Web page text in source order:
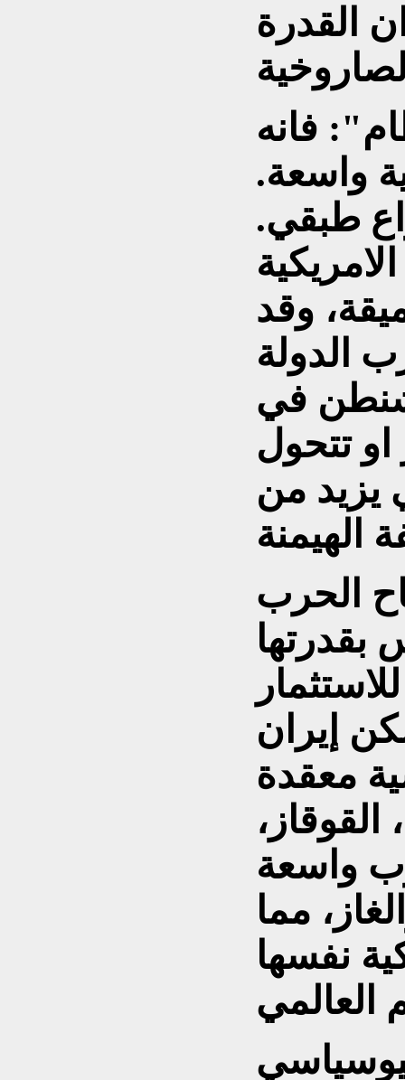
القدرة
فانه
واسعة.
طبقي.
وقد
الدولة
في
او تتحول
يزيد من
الحرب
بقدرتها
إيران
معقدة
واسعة
مما
نفسها